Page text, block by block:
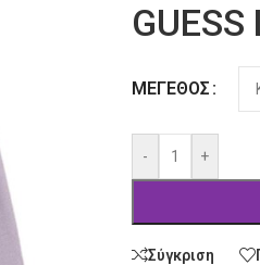
ΜΈΓΕΘΟΣ
- +
Alternative:
Σύγκριση